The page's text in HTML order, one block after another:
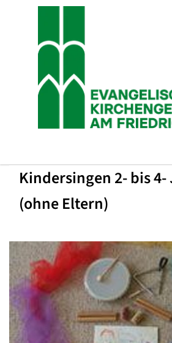
Kindersingen 2- bis
(ohne Eltern)